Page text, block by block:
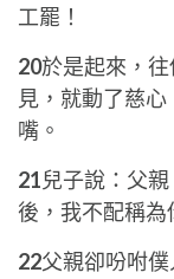
工罷！
20於是起來，
見，就動了慈
嘴。
21兒子說：父
後，我不配稱為
22父親卻吩咐